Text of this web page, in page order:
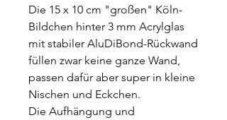
Die 15 x 10 cm "großen" Köln-
Bildchen hinter 3 mm Acrylglas
mit stabiler AluDiBond-Rückwand
füllen zwar keine ganze Wand,
passen dafür aber super in kleine
Nischen und Eckchen.
Die Aufhängung und